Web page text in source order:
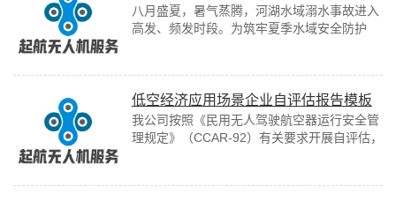
线”
八月盛夏，暑气蒸腾，河湖水域溺水事故进入
高发、频发时段。为筑牢夏季水域安全防护
开...
低空经济应用场景企业自评估报告模板
我公司按照《民用无人驾驶航空器运行安全管
理规定》（CCAR-92）有关要求开展自评估，